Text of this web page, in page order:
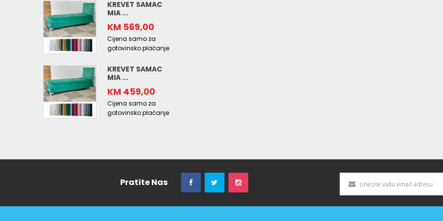
KREVET SAMAC
MIA ...
KM 569,00
Cijena samo za
gotovinsko plaćanje
KREVET SAMAC
MIA ...
KM 459,00
Cijena samo za
gotovinsko plaćanje
Pratite Nas